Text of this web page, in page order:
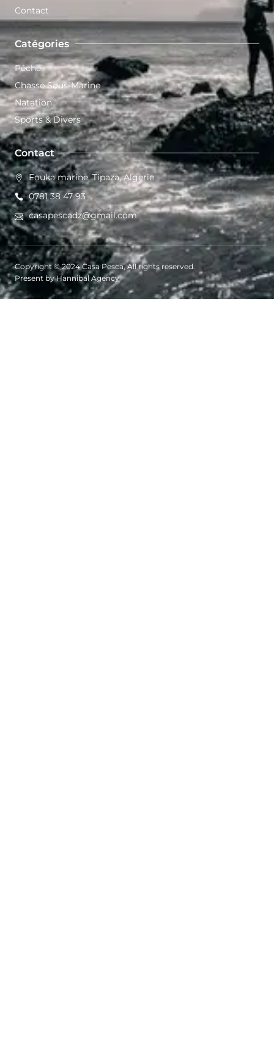
Contact
Catégories
Pêche
Chasse Sous-Marine
Natation
Sports & Divers
Contact
Fouka marine, Tipaza, Algerie
0781 38 47 93
casapescadz@gmail.com
Copyright © 2024 Casa Pesca, All rights reserved.
Present by Hannibal Agency